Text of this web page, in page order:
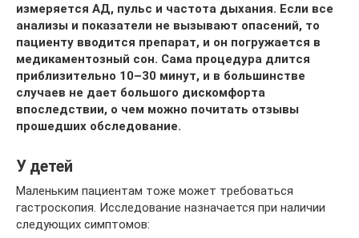
измеряется АД, пульс и частота дыхания. Если все
анализы и показатели не вызывают опасений, то
пациенту вводится препарат, и он погружается в
медикаментозный сон. Сама процедура длится
приблизительно 10–30 минут, и в большинстве
случаев не дает большого дискомфорта
впоследствии, о чем можно почитать отзывы
прошедших обследование.
У детей
Маленьким пациентам тоже может требоваться
гастроскопия. Исследование назначается при наличии
следующих симптомов: